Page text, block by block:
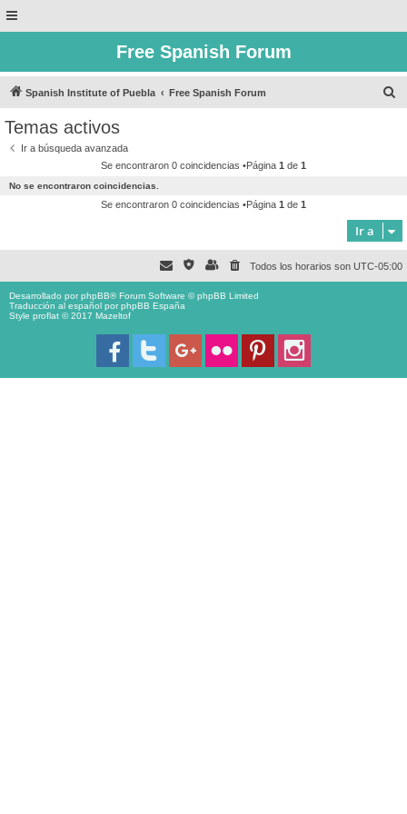
Free Spanish Forum
Spanish Institute of Puebla Free Spanish Forum
Temas activos
Ir a búsqueda avanzada
Se encontraron 0 coincidencias •Página 1 de 1
No se encontraron coincidencias.
Se encontraron 0 coincidencias •Página 1 de 1
Ir a
Todos los horarios son UTC-05:00
Desarrollado porphpBB® Forum Software © phpBB Limited
Traducción al español porphpBB España
Style proflat © 2017 Mazeltof